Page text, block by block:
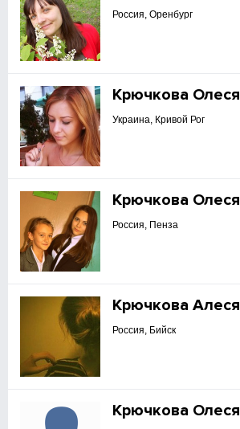
Россия, Оренбург
Крючкова Олеся
Украина, Кривой Рог
Крючкова Олеся
Россия, Пенза
Крючкова Алеся
Россия, Бийск
Крючкова Олеся